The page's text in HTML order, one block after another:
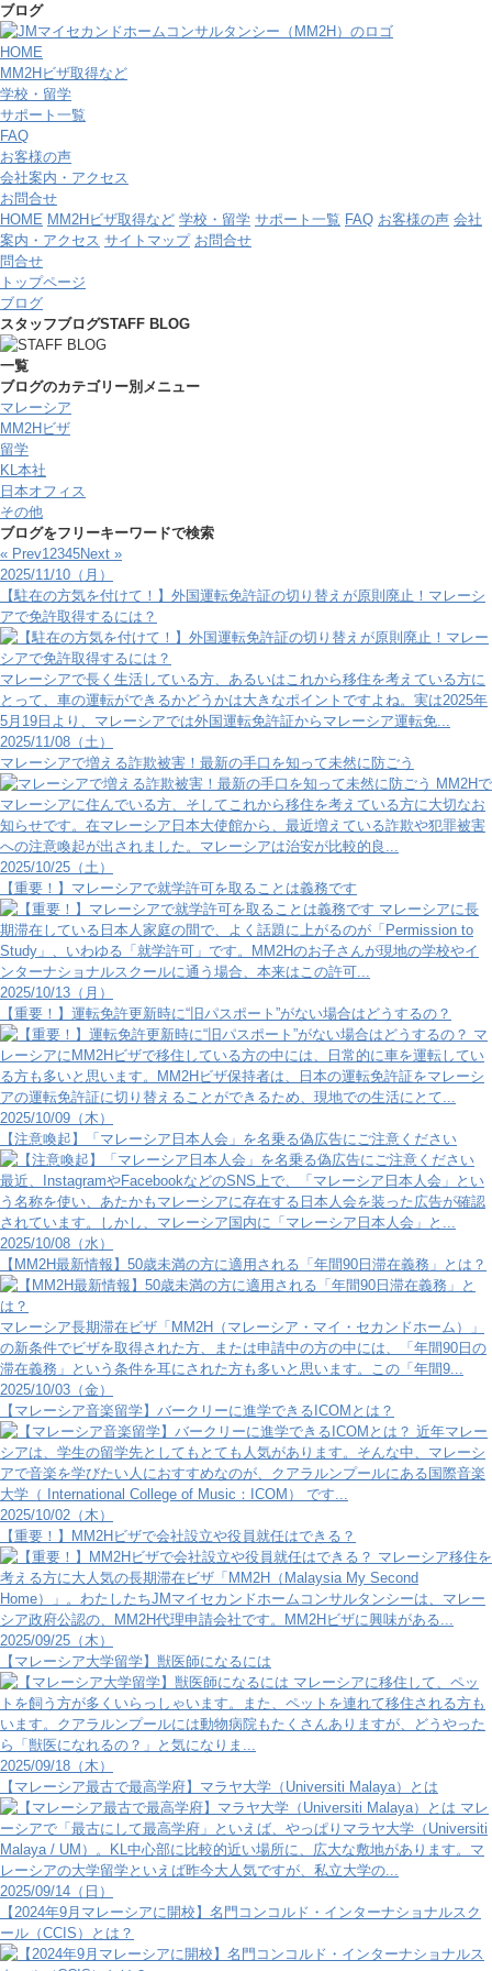
ブログ
HOME
MM2Hビザ取得など
学校・留学
サポート一覧
FAQ
お客様の声
会社案内・アクセス
お問合せ
HOME MM2Hビザ取得など 学校・留学 サポート一覧 FAQ お客様の声 会社
案内・アクセス サイトマップ お問合せ
問合せ
トップページ
ブログ
スタッフブログSTAFF BLOG
一覧
ブログのカテゴリー別メニュー
マレーシア
MM2Hビザ
留学
KL本社
日本オフィス
その他
ブログをフリーキーワードで検索
« Prev12345Next »
2025/11/10（月）
【駐在の方気を付けて！】外国運転免許証の切り替えが原則廃止！マレーシ
アで免許取得するには？
マレーシアで長く生活している方、あるいはこれから移住を考えている方に
とって、車の運転ができるかどうかは大きなポイントですよね。実は2025年
5月19日より、マレーシアでは外国運転免許証からマレーシア運転免...
2025/11/08（土）
マレーシアで増える詐欺被害！最新の手口を知って未然に防ごう
MM2Hで
マレーシアに住んでいる方、そしてこれから移住を考えている方に大切なお
知らせです。在マレーシア日本大使館から、最近増えている詐欺や犯罪被害
への注意喚起が出されました。マレーシアは治安が比較的良...
2025/10/25（土）
【重要！】マレーシアで就学許可を取ることは義務です
マレーシアに長
期滞在している日本人家庭の間で、よく話題に上がるのが「Permission to
Study」、いわゆる「就学許可」です。MM2Hのお子さんが現地の学校やイ
ンターナショナルスクールに通う場合、本来はこの許可...
2025/10/13（月）
【重要！】運転免許更新時に“旧パスポート”がない場合はどうするの？
マ
レーシアにMM2Hビザで移住している方の中には、日常的に車を運転してい
る方も多いと思います。MM2Hビザ保持者は、日本の運転免許証をマレーシ
アの運転免許証に切り替えることができるため、現地での生活にとて...
2025/10/09（木）
【注意喚起】「マレーシア日本人会」を名乗る偽広告にご注意ください
最近、InstagramやFacebookなどのSNS上で、「マレーシア日本人会」とい
う名称を使い、あたかもマレーシアに存在する日本人会を装った広告が確認
されています。しかし、マレーシア国内に「マレーシア日本人会」と...
2025/10/08（水）
【MM2H最新情報】50歳未満の方に適用される「年間90日滞在義務」とは？
マレーシア長期滞在ビザ「MM2H（マレーシア・マイ・セカンドホーム）」
の新条件でビザを取得された方、または申請中の方の中には、「年間90日の
滞在義務」という条件を耳にされた方も多いと思います。この「年間9...
2025/10/03（金）
【マレーシア音楽留学】バークリーに進学できるICOMとは？
近年マレー
シアは、学生の留学先としてもとても人気があります。そんな中、マレーシ
アで音楽を学びたい人におすすめなのが、クアラルンプールにある国際音楽
大学（ International College of Music：ICOM） です...
2025/10/02（木）
【重要！】MM2Hビザで会社設立や役員就任はできる？
マレーシア移住を
考える方に大人気の長期滞在ビザ「MM2H（Malaysia My Second
Home）」。わたしたちJMマイセカンドホームコンサルタンシーは、マレー
シア政府公認の、MM2H代理申請会社です。MM2Hビザに興味がある...
2025/09/25（木）
【マレーシア大学留学】獣医師になるには
マレーシアに移住して、ペッ
トを飼う方が多くいらっしゃいます。また、ペットを連れて移住される方も
います。クアラルンプールには動物病院もたくさんありますが、どうやった
ら「獣医になれるの？」と気になりま...
2025/09/18（木）
【マレーシア最古で最高学府】マラヤ大学（Universiti Malaya）とは
マレ
ーシアで「最古にして最高学府」といえば、やっぱりマラヤ大学（Universiti
Malaya / UM）。KL中心部に比較的近い場所に、広大な敷地があります。マ
レーシアの大学留学といえば昨今大人気ですが、私立大学の...
2025/09/14（日）
【2024年9月マレーシアに開校】名門コンコルド・インターナショナルスク
ール（CCIS）とは？